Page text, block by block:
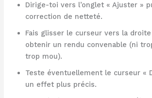
Dirige-toi vers l’onglet « Ajuster »
correction de netteté.
Fais glisser le curseur vers la droite
obtenir un rendu convenable (ni
trop mou).
Teste éventuellement le curseur «
un effet plus précis.